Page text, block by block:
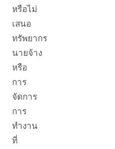
หรือไม่
เสนอ
ทรัพยากร
นายจ้าง
หรือ
การ
จัดการ
การ
ทำงาน
ที่